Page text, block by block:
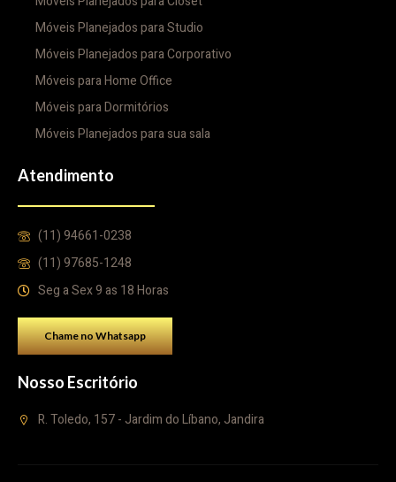
Móveis Planejados para Studio
Móveis Planejados para Corporativo
Móveis para Home Office
Móveis para Dormitórios
Móveis Planejados para sua sala
Atendimento
(11) 94661-0238
(11) 97685-1248
Seg a Sex 9 as 18 Horas
Chame no Whatsapp
Nosso Escritório
R. Toledo, 157 - Jardim do Líbano, Jandira